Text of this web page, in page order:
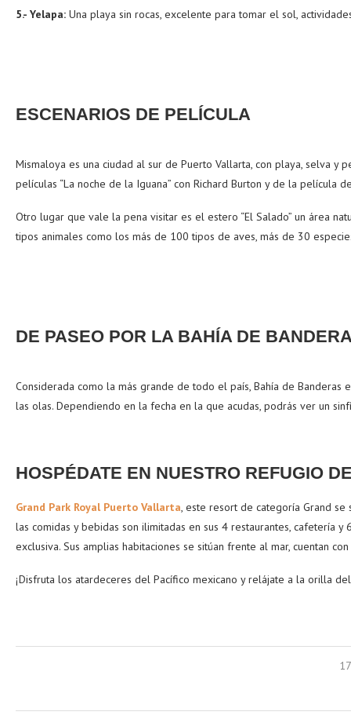
5.- Yelapa: Una playa sin rocas, excelente para tomar el sol,
ESCENARIOS DE PELÍCULA
Mismaloya es una ciudad al sur de Puerto Vallarta, con playa, selva y
películas “La noche de la Iguana” con Richard Burton y de la película
Otro lugar que vale la pena visitar es el estero “El Salado” un área
tipos animales como los más de 100 tipos de aves, más de 30
DE PASEO POR LA BAHÍA DE
Considerada como la más grande de todo el país, Bahía de
las olas. Dependiendo en la fecha en la que acudas, podrás ver un
HOSPÉDATE EN NUESTRO REFUGIO
Grand Park Royal Puerto Vallarta, este resort de categoría Grand se
las comidas y bebidas son ilimitadas en sus 4 restaurantes, cafetería
exclusiva. Sus amplias habitaciones se sitúan frente al mar, cuentan
¡Disfruta los atardeceres del Pacífico mexicano y relájate a la orilla